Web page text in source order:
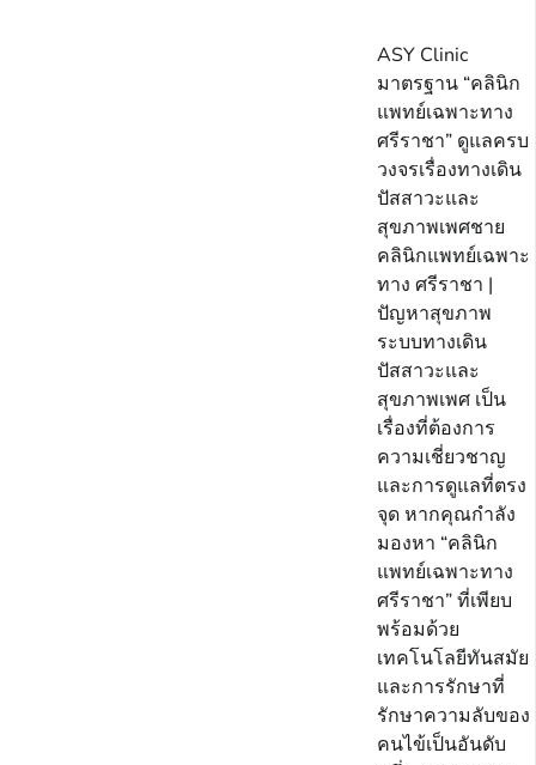
ASY Clinic
มาตรฐาน “คลินิก
แพทย์เฉพาะทาง
ศรีราชา” ดูแลครบ
วงจรเรื่องทางเดิน
ปัสสาวะและ
สุขภาพเพศชาย
คลินิกแพทย์เฉพาะ
ทาง ศรีราชา |
ปัญหาสุขภาพ
ระบบทางเดิน
ปัสสาวะและ
สุขภาพเพศ เป็น
เรื่องที่ต้องการ
ความเชี่ยวชาญ
และการดูแลที่ตรง
จุด หากคุณกำลัง
มองหา “คลินิก
แพทย์เฉพาะทาง
ศรีราชา” ที่เพียบ
พร้อมด้วย
เทคโนโลยีทันสมัย
และการรักษาที่
รักษาความลับของ
คนไข้เป็นอันดับ